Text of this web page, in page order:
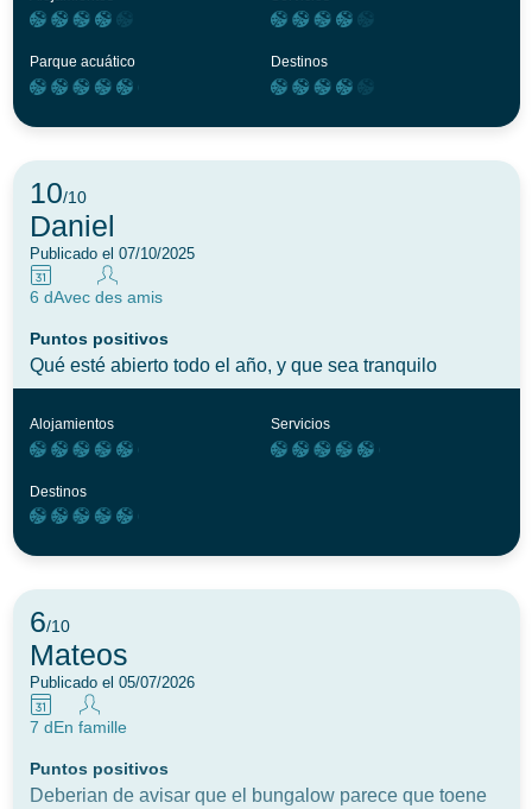
Parque acuático Destinos
10/10
Daniel
Publicado el 07/10/2025
6 dAvec des amis
Puntos positivos
Qué esté abierto todo el año, y que sea tranquilo
Alojamientos Servicios
Destinos
6/10
Mateos
Publicado el 05/07/2026
7 dEn famille
Puntos positivos
Deberian de avisar que el bungalow parece que toene